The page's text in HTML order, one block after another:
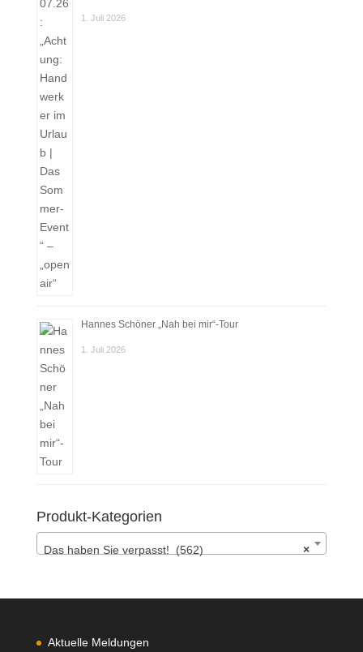
1. Juli 2026
Hannes Schöner „Nah bei mir“-Tour
1. Juli 2026
Produkt-Kategorien
×
Das haben Sie verpasst! (562)
Aktuelle Meldungen